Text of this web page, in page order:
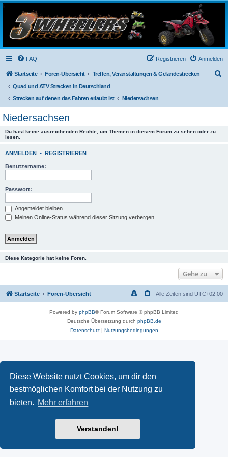
Diese Website nutzt Cookies, um dir den
bestmöglichen Komfort bei der Nutzung zu
bieten. Mehr erfahren
Verstanden!
3-Wheelers Germany
Honda, Yamaha, Kawasaki Trike
FAQ Anmelden
Registrieren
Startseite Foren-Übersicht
Treffen, Veranstaltungen & Geländestrecken
Quad und ATV Strecken in Deutschland
Strecken auf denen das Fahren erlaubt ist
Niedersachsen
Niedersachsen
Du hast keine ausreichenden Rechte, um Themen in diesem Forum zu sehen oder zu
lesen.
ANMELDEN • REGISTRIEREN
Benutzername:
Passwort:
Angemeldet bleiben
Meinen Online-Status während dieser Sitzung verbergen
Diese Kategorie hat keine Foren.
Gehe zu
Startseite Foren-Übersicht Alle Zeiten sind UTC+02:00
Powered by phpBB® Forum Software © phpBB Limited
Deutsche Übersetzung durch phpBB.de
Datenschutz | Nutzungsbedingungen